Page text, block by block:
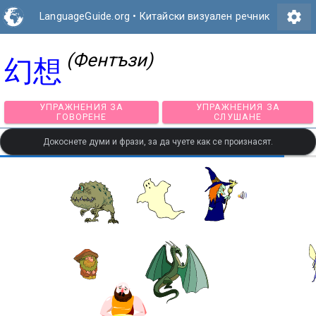
LanguageGuide.org • Китайски визуален речник settings
幻想 (Фентъзи)
УПРАЖНЕНИЯ ЗА
УПРАЖНЕНИЯ
Докоснете думи и фрази, за да чуете как се произнасят.